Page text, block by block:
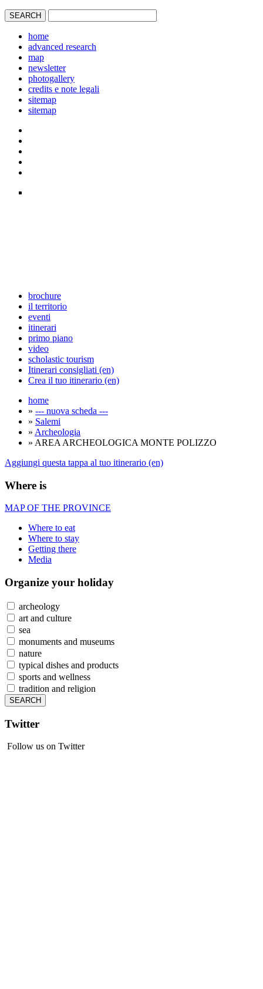
home
advanced research
map
newsletter
photogallery
credits e note legali
sitemap
sitemap
brochure
il territorio
eventi
itinerari
primo piano
video
scholastic tourism
Itinerari consigliati (en)
Crea il tuo itinerario (en)
home
» --- nuova scheda ---
» Salemi
» Archeologia
» AREA ARCHEOLOGICA MONTE POLIZZO
Aggiungi questa tappa al tuo itinerario (en)
Where is
MAP OF THE PROVINCE
Where to eat
Where to stay
Getting there
Media
Organize your holiday
archeology
art and culture
sea
monuments and museums
nature
typical dishes and products
sports and wellness
tradition and religion
Twitter
Follow us on Twitter